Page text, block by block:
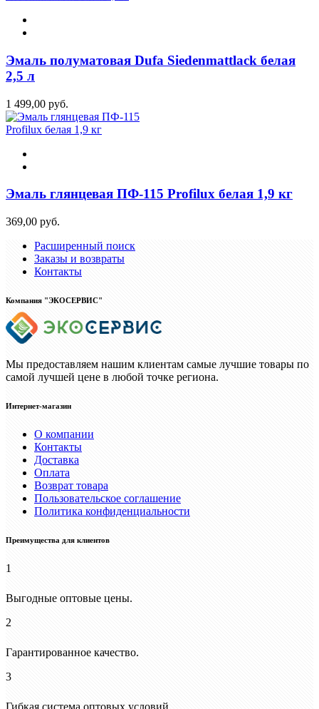
Эмаль полуматовая Dufa Siedenmattlack белая
2,5 л
1 499,00 руб.
Эмаль глянцевая ПФ-115 Profilux белая 1,9 кг
369,00 руб.
Расширенный поиск
Заказы и возвраты
Контакты
Компания "ЭКОСЕРВИС"
Мы предоставляем нашим клиентам самые лучшие товары по
самой лучшей цене в любой точке региона.
Интернет-магазин
О компании
Контакты
Доставка
Оплата
Возврат товара
Пользовательское соглашение
Политика конфиденциальности
Преимущества для клиентов
1
Выгодные оптовые цены.
2
Гарантированное качество.
3
Гибкая система оптовых условий.